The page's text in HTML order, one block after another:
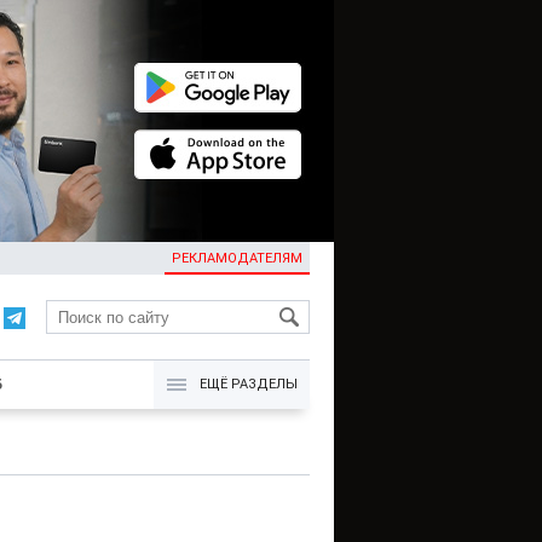
РЕКЛАМОДАТЕЛЯМ
KG
ЕЩЁ РАЗДЕЛЫ